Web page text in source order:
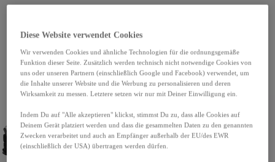
Diese Website verwendet Cookies
Wir verwenden Cookies und ähnliche Technologien für die ordnungsgemäße
Funktion dieser Seite. Zusätzlich werden technisch nicht notwendige Cookies von
uns oder unseren Partnern (einschließlich Google und Facebook) verwendet, um
die Inhalte unserer Website und die Werbung zu personalisieren und deren
Wirksamkeit zu messen. Letztere setzen wir nur mit Deiner Einwilligung ein.
Indem Du auf "Alle akzeptieren" klickst, stimmst Du zu, dass alle Cookies auf
Deinem Gerät platziert werden und dass die gesammelten Daten zu den genannten
Zwecken verarbeitet und auch an Empfänger außerhalb der EU/des EWR
(einschließlich der USA) übertragen werden dürfen.